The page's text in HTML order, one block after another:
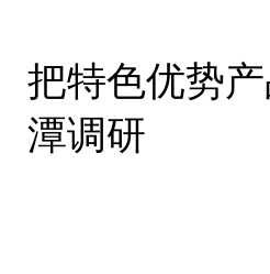
把特色优势
潭调研